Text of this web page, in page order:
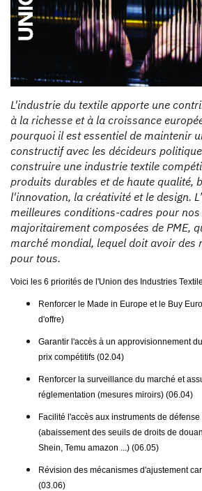
L'industrie du textile apporte une
à la richesse et à la croissance
pourquoi il est essentiel de maintenir
constructif avec les décideurs
construire une industrie textile
produits durables et de haute qualité,
l'innovation, la créativité et le design.
meilleures conditions-cadres pour
majoritairement composées de PME,
marché mondial, lequel doit avoir des
pour tous.
Voici les 6 priorités de l'Union des Industries
Renforcer le Made in Europe et le Buy
d'offre)
Garantir l'accès à un approvisionnement
prix compétitifs (02.04)
Renforcer la surveillance du marché et
réglementation (mesures miroirs) (06.04)
Facilité l'accès aux instruments de
(abaissement des seuils de droits de
Shein, Temu amazon ...) (06.05)
Révision des mécanismes d'ajustement
(03.06)